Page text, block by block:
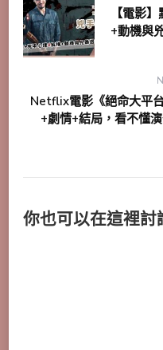
【電影
+動機與
Netflix電影《絕命大平
+劇情+結局，看不懂
你也可以在這裡討